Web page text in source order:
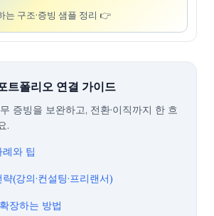
는 구조·증빙 샘플 정리 👉
트폴리오 연결 가이드
증빙을 보완하고, 전환·이직까지 한 흐
.
와 팁
(강의·컨설팅·프리랜서)
장하는 방법